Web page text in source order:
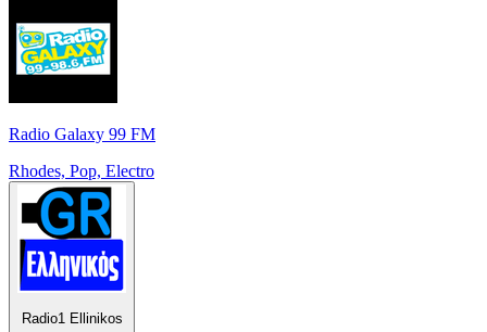
Radio Galaxy 99 FM
Rhodes, Pop, Electro
Radio1 Ellinikos